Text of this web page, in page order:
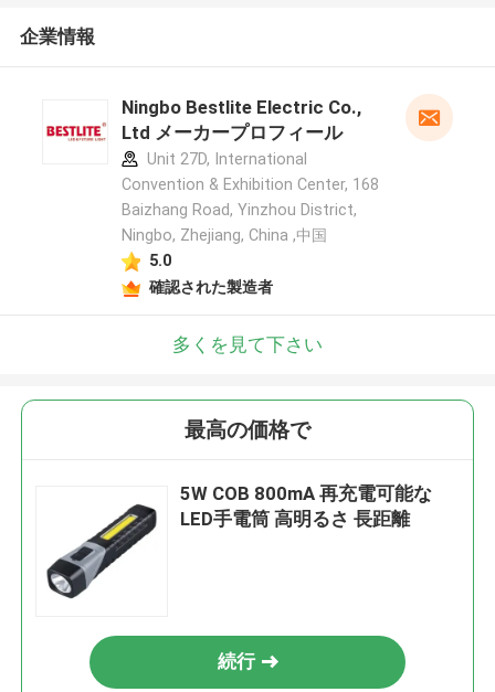
企業情報
Ningbo Bestlite Electric Co.,
Ltd メーカープロフィール
Unit 27D, International
Convention & Exhibition Center, 168
Baizhang Road, Yinzhou District,
Ningbo, Zhejiang, China ,中国
5.0
確認された製造者
多くを見て下さい
最高の価格で
5W COB 800mA 再充電可能な
LED手電筒 高明るさ 長距離
続行